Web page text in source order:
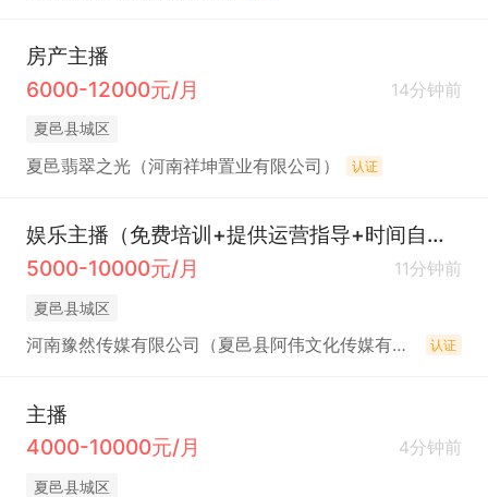
房产主播
6000-12000元/月
14分钟前
夏邑县城区
夏邑翡翠之光（河南祥坤置业有限公司） 认证
娱乐主播（免费培训+提供运营指导+时间自由）
5000-10000元/月
11分钟前
夏邑县城区
河南豫然传媒有限公司（夏邑县阿伟文化传媒有限公司） 认证
主播
4000-10000元/月
4分钟前
夏邑县城区